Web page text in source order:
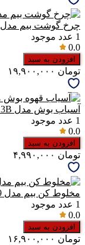
چرخ گوشت بیم مدل 1601
1 عدد موجود
0.0
افزودن به سبد
تومان
آسیاب بوش مدل TSM6A013B
1 عدد موجود
0.0
افزودن به سبد
تومان
مخلوط کن بیم مدل 1809
1 عدد موجود
0.0
افزودن به سبد
تومان